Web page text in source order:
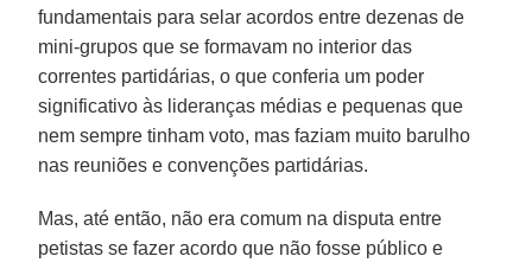
fundamentais para selar acordos entre dezenas de
mini-grupos que se formavam no interior das
correntes partidárias, o que conferia um poder
significativo às lideranças médias e pequenas que
nem sempre tinham voto, mas faziam muito barulho
nas reuniões e convenções partidárias.
Mas, até então, não era comum na disputa entre
petistas se fazer acordo que não fosse público e